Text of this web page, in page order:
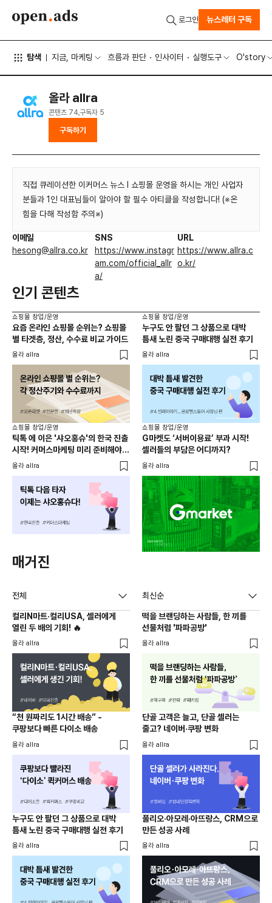
탐색 지금, 마케팅 흐름과 판단 인사이터 실행도구 O'story
로그인 뉴스레터 구독
올라 allra
콘텐츠 74 구독자 5
구독하기
직접 큐레이션한 이커머스 뉴스 l 쇼핑몰 운영을 하시는 개인 사업자
분들과 1인 대표님들이 알아야 할 필수 아티클을 작성합니다! (※온
힘을 다해 작성함 주의※)
이메일
hesong@allra.co.kr
SNS
https://www.instagr
am.com/official_allr
a/
URL
https://www.allra.c
o.kr/
인기 콘텐츠
쇼핑몰 창업/운영
요즘 온라인 쇼핑몰 순위는? 쇼핑몰
별 타겟층, 정산, 수수료 비교 가이드
올라 allra
쇼핑몰 창업/운영
누구도 안 팔던 그 상품으로 대박
틈새 노린 중국 구매대행 실전 후기
올라 allra
쇼핑몰 창업/운영
틱톡 에 이은 '샤오홍슈'의 한국 진출
시작! 커머스마케팅 미리 준비해야
함!
올라 allra
쇼핑몰 창업/운영
G마켓도 ‘서버이용료’ 부과 시작!
셀러들의 부담은 어디까지?
올라 allra
매거진
전체 최신순
컬리N마트·컬리USA, 셀러에게
열린 두 배의 기회! 🔥
올라 allra
떡을 브랜딩하는 사람들, 한 끼를
선물처럼 '파파공방'
올라 allra
“천 원짜리도 1시간 배송” -
쿠팡보다 빠른 다이소 배송
올라 allra
단골 고객은 늘고, 단골 셀러는
줄고? 네이버·쿠팡 변화
올라 allra
누구도 안 팔던 그 상품으로 대박
틈새 노린 중국 구매대행 실전 후기
올라 allra
풀리오·아모레·아뜨랑스, CRM으로
만든 성공 사례
올라 allra